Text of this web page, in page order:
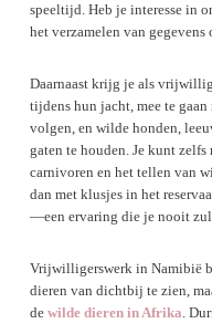
speeltijd. Heb je interesse in
het verzamelen van
Daarnaast krijg je als
tijdens hun jacht, mee te
volgen, en wilde honden,
gaten te houden. Je kunt
carnivoren en het tellen van
dan met klusjes in het
—een ervaring die je nooit
Vrijwilligerswerk in Namibië
dieren van dichtbij te zien,
de wilde dieren in Afrika.